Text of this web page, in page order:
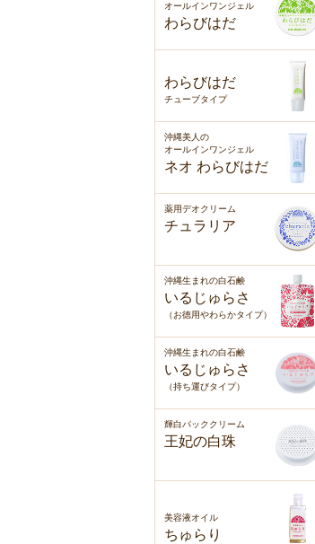
オールインワンジェル
わらびはだ
わらびはだ
チューブタイプ
沖縄美人の
オールインワンジェル
ネオ わらびはだ
薬用デオクリーム
チュラリア
沖縄生まれの白石鹸
いるじゅらさ
（お徳用やわらかタイプ）
沖縄生まれの白石鹸
いるじゅらさ
（持ち運びタイプ）
輝白パッククリーム
王妃の白珠
美容液オイル
ちゅらり